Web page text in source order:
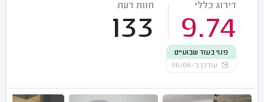
דירוג כללי
9.74
חוות דעת
133
פנוי בעוד שבועיים
עודכן ב-06/08